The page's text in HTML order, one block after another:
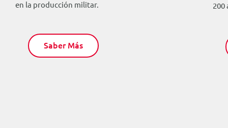
en la producción militar.
Saber Más
200